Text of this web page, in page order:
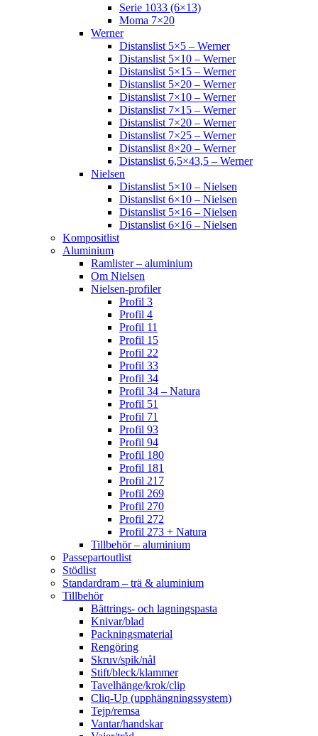
Serie 1033 (6×13)
Moma 7×20
Werner
Distanslist 5×5 – Werner
Distanslist 5×10 – Werner
Distanslist 5×15 – Werner
Distanslist 5×20 – Werner
Distanslist 7×10 – Werner
Distanslist 7×15 – Werner
Distanslist 7×20 – Werner
Distanslist 7×25 – Werner
Distanslist 8×20 – Werner
Distanslist 6,5×43,5 – Werner
Nielsen
Distanslist 5×10 – Nielsen
Distanslist 6×10 – Nielsen
Distanslist 5×16 – Nielsen
Distanslist 6×16 – Nielsen
Kompositlist
Aluminium
Ramlister – aluminium
Om Nielsen
Nielsen-profiler
Profil 3
Profil 4
Profil 11
Profil 15
Profil 22
Profil 33
Profil 34
Profil 34 – Natura
Profil 51
Profil 71
Profil 93
Profil 94
Profil 180
Profil 181
Profil 217
Profil 269
Profil 270
Profil 272
Profil 273 + Natura
Tillbehör – aluminium
Passepartoutlist
Stödlist
Standardram – trä & aluminium
Tillbehör
Bättrings- och lagningspasta
Knivar/blad
Packningsmaterial
Rengöring
Skruv/spik/nål
Stift/bleck/klammer
Tavelhänge/krok/clip
Cliq-Up (upphängningssystem)
Tejp/remsa
Vantar/handskar